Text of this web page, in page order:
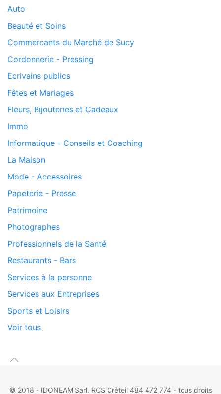
Auto
Beauté et Soins
Commercants du Marché de Sucy
Cordonnerie - Pressing
Ecrivains publics
Fêtes et Mariages
Fleurs, Bijouteries et Cadeaux
Immo
Informatique - Conseils et Coaching
La Maison
Mode - Accessoires
Papeterie - Presse
Patrimoine
Photographes
Professionnels de la Santé
Restaurants - Bars
Services à la personne
Services aux Entreprises
Sports et Loisirs
Voir tous
© 2018 - IDONEAM Sarl. RCS Créteil 484 472 774 - tous droits